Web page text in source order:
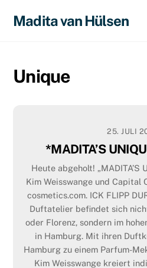
Madita van Hülsen
Unique
25. JULI
*MADITA’S
Heute abgeholt! „MADITA’S
Kim Weisswange und Capital
cosmetics.com. ICK FLIPP
Duftatelier befindet sich
oder Florenz, sondern im
in Hamburg. Mit ihren
Hamburg zu einem Parfum-
Kim Weisswange kreiert